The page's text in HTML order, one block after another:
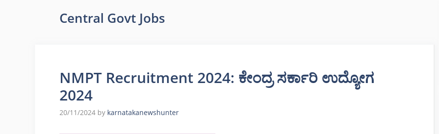
Central Govt Jobs
NMPT Recruitment 2024: ಕೇಂದ್ರ ಸರ್ಕಾರಿ ಉದ್ಯೋಗ
2024
20/11/2024 by karnatakanewshunter